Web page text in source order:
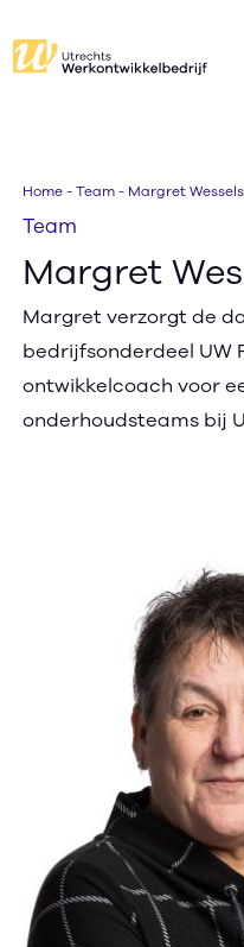
Bedrijven
Werkzoekenden
Verwijzers
Nieuws
Home-Team- Margret Wessels
Team
Margret
Margret verzorgt de
bedrijfsonderdeel UW
ontwikkelcoach voor
onderhoudsteams bij